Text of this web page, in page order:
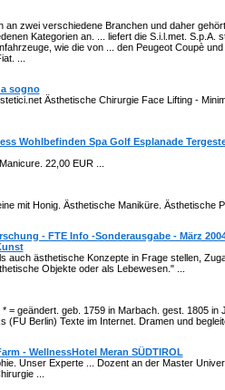
an zwei verschiedene Branchen und daher
Kategorien an. ... liefert die S.i.l.met. S.p.A.
wie die von ... den Peugeot Coupè und
...
sogno
Ästhetische Chirurgie Face Lifting -
Wohlbefinden Spa Golf Esplanade
22,00 EUR ...
mit Honig. Ästhetische Maniküre. Ästhetische
- FTE Info -Sonderausgabe - März
auch ästhetische Konzepte in Frage stellen,
Objekte oder als Lebewesen." ...
= geändert. geb. 1759 in Marbach. gest. 1805 in
(FU Berlin) Texte im Internet. Dramen und
- WellnessHotel Meran SÜDTIROL
Unser Experte ... Dozent an der Master
...